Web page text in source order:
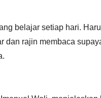
belajar setiap hari.
dan rajin membaca